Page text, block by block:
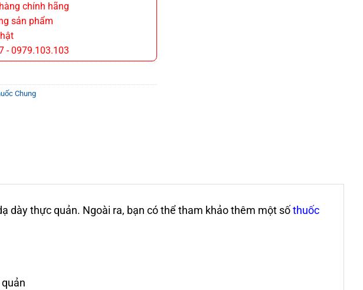
chính hãng
sản phẩm
- 0979.103.103
Chung
dày thực quản. Ngoài ra, bạn có thể tham khảo thêm một số thuốc